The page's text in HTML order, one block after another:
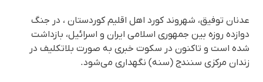
عدنان توفیق، شهروند کورد اهل اقلیم کوردستان ، در جنگ
دوازده روزه بین جمهوری اسلامی ایران و اسرائیل، بازداشت
شده است و تاکنون در سکوت خبری به صورت بلاتکلیف در
زندان مرکزی سنندج (سنه) نگهداری می‌شود.